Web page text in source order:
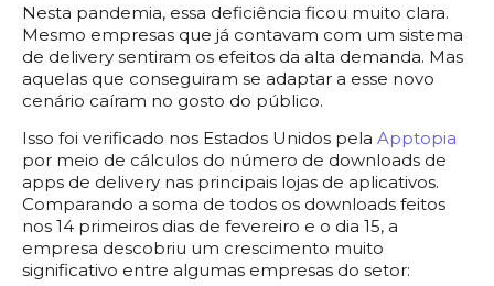
Nesta pandemia, essa deficiência ficou muito clara.
Mesmo empresas que já contavam com um sistema
de delivery sentiram os efeitos da alta demanda. Mas
aquelas que conseguiram se adaptar a esse novo
cenário caíram no gosto do público.
Isso foi verificado nos Estados Unidos pela Apptopia
por meio de cálculos do número de downloads de
apps de delivery nas principais lojas de aplicativos.
Comparando a soma de todos os downloads feitos
nos 14 primeiros dias de fevereiro e o dia 15, a
empresa descobriu um crescimento muito
significativo entre algumas empresas do setor: